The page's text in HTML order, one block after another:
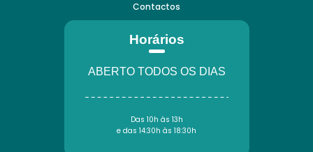
Contactos
Horários
ABERTO TODOS OS DIAS
Das 10h às 13h
e das 14:30h às 18:30h